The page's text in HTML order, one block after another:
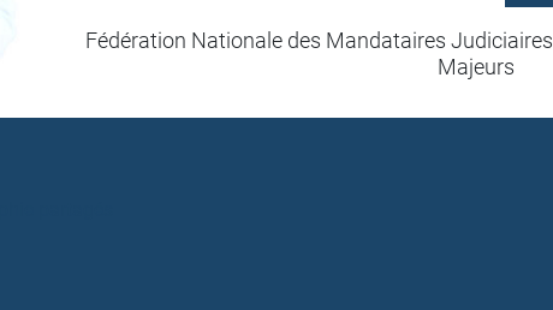
Fédération Nationale des Mandataires
Majeurs